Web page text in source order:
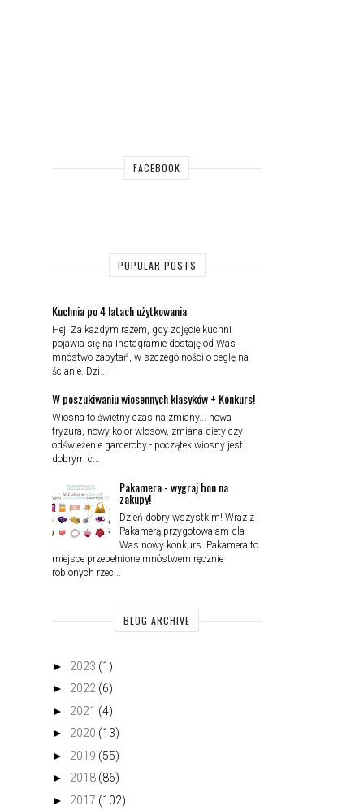
FACEBOOK
POPULAR POSTS
Kuchnia po 4 latach użytkowania
Hej! Za każdym razem, gdy zdjęcie kuchni
pojawia się na Instagramie dostaję od Was
mnóstwo zapytań, w szczególności o cegłę na
ścianie. Dzi...
W poszukiwaniu wiosennych klasyków + Konkurs!
Wiosna to świetny czas na zmiany... nowa
fryzura, nowy kolor włosów, zmiana diety czy
odświeżenie garderoby - początek wiosny jest
dobrym c...
Pakamera - wygraj bon na
zakupy!
Dzień dobry wszystkim! Wraz z
Pakamerą przygotowałam dla
Was nowy konkurs. Pakamera to
miejsce przepełnione mnóstwem ręcznie
robionych rzec...
BLOG ARCHIVE
► 2023 (1)
► 2022 (6)
► 2021 (4)
► 2020 (13)
► 2019 (55)
► 2018 (86)
► 2017 (102)